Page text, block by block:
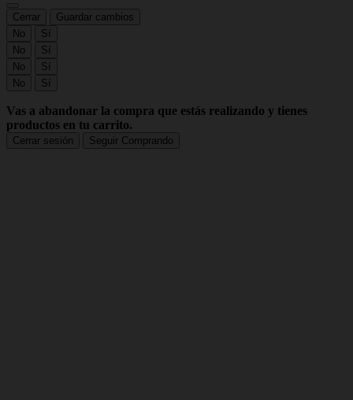
Cerrar
Guardar cambios
No
Sí
No
Sí
No
Sí
No
Sí
Vas a abandonar la compra que estás realizando y tienes
productos en tu carrito.
Cerrar sesión Seguir Comprando